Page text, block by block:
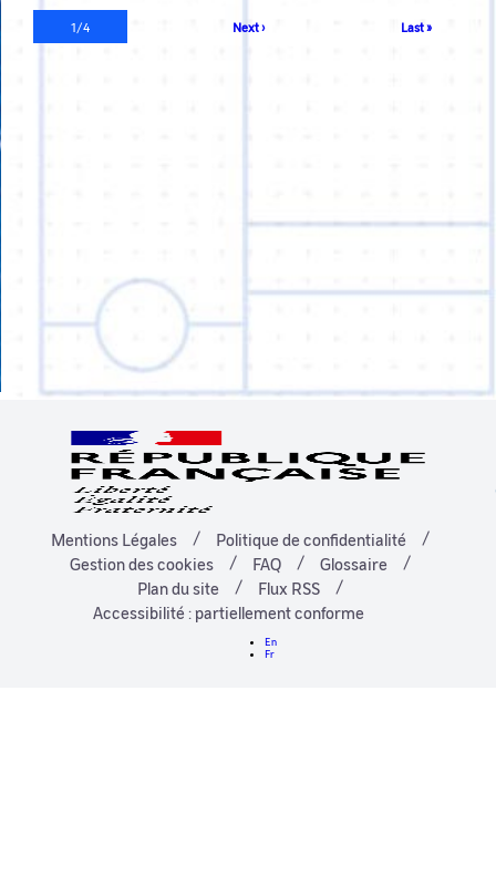
Pagination
Page
courante
1/4
Page
Next ›
Dernière
Last »
Mentions Légales
Politique de confidentialité
Gestion des cookies
FAQ
Glossaire
Plan du site
Flux RSS
Accessibilité : partiellement conforme
En
Fr